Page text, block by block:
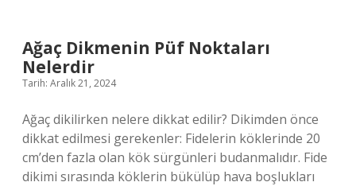
Ağaç Dikmenin Püf Noktaları
Nelerdir
Tarih: Aralık 21, 2024
Ağaç dikilirken nelere dikkat edilir? Dikimden önce
dikkat edilmesi gerekenler: Fidelerin köklerinde 20
cm’den fazla olan kök sürgünleri budanmalıdır. Fide
dikimi sırasında köklerin bükülüp hava boşlukları